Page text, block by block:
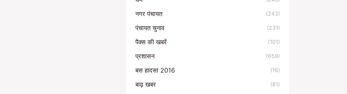
नगर पंचायत (243)
पंचायत चुनाव (231)
पैक्स की खबरें (101)
प्रशासन (659)
बस हादसा 2016 (16)
बाढ़ खबर (81)